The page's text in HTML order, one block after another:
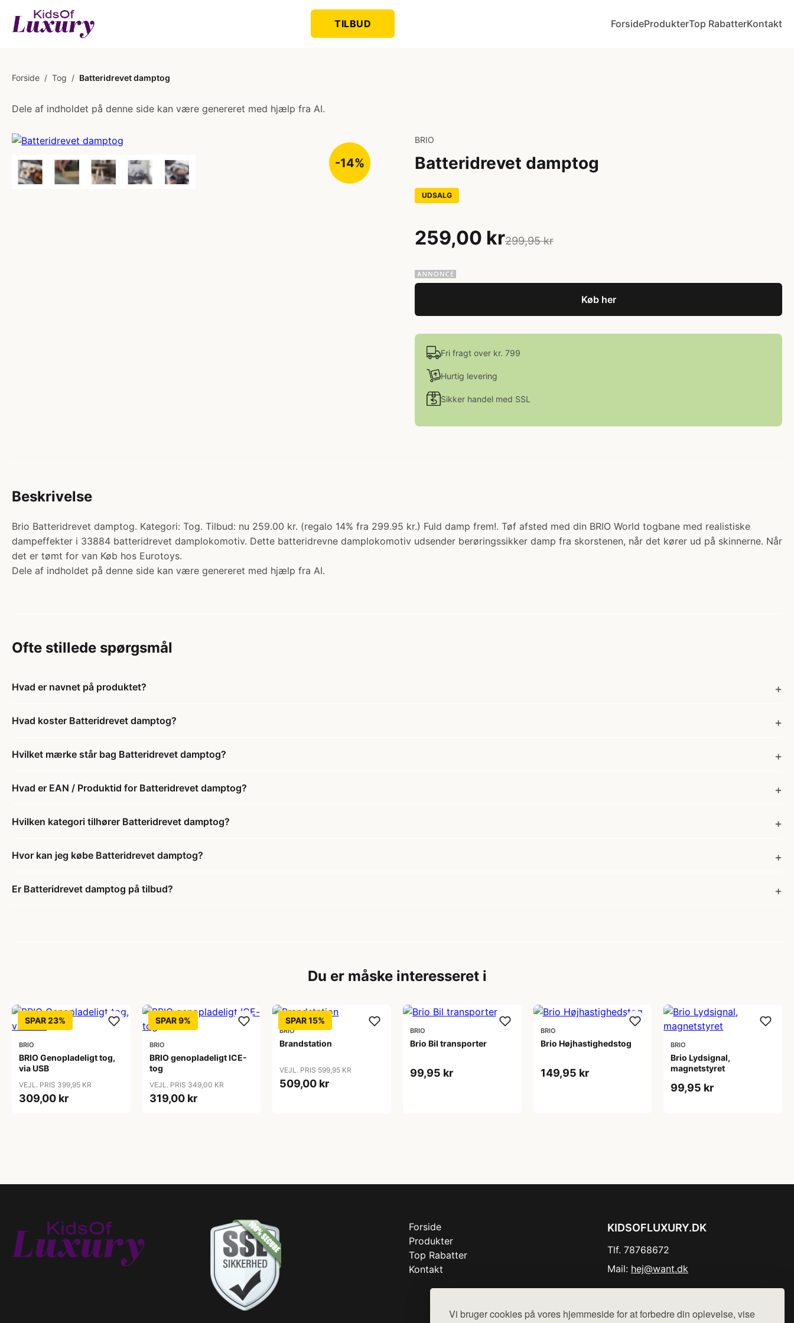
Vi bruger cookies på vores hjemmeside for at forbedre din oplevelse, vise
TILBUD ForsideProdukterTop RabatterKontakt
Forside / Tog / Batteridrevet damptog
Dele af indholdet på denne side kan være genereret med hjælp fra AI.
-14%
BRIO
Batteridrevet damptog
UDSALG
259,00 kr299,95 kr
Køb her
Fri fragt over kr. 799
Hurtig levering
Sikker handel med SSL
Beskrivelse
Brio Batteridrevet damptog. Kategori: Tog. Tilbud: nu 259.00 kr. (regalo 14% fra 299.95 kr.) Fuld damp frem!. Tøf afsted med din BRIO World togbane med realistiske
dampeffekter i 33884 batteridrevet damplokomotiv. Dette batteridrevne damplokomotiv udsender berøringssikker damp fra skorstenen, når det kører ud på skinnerne. Når
det er tømt for van Køb hos Eurotoys.
Dele af indholdet på denne side kan være genereret med hjælp fra AI.
Ofte stillede spørgsmål
Hvad er navnet på produktet?
Hvad koster Batteridrevet damptog?
Hvilket mærke står bag Batteridrevet damptog?
Hvad er EAN / Produktid for Batteridrevet damptog?
Hvilken kategori tilhører Batteridrevet damptog?
Hvor kan jeg købe Batteridrevet damptog?
Er Batteridrevet damptog på tilbud?
Du er måske interesseret i
SPAR 23%
BRIO
BRIO Genopladeligt tog,
via USB
VEJL. PRIS 399,95 KR
309,00 kr
SPAR 9%
BRIO
BRIO genopladeligt ICE-
tog
VEJL. PRIS 349,00 KR
319,00 kr
SPAR 15%
BRIO
Brandstation
VEJL. PRIS 599,95 KR
509,00 kr
BRIO
Brio Bil transporter
99,95 kr
BRIO
Brio Højhastighedstog
149,95 kr
BRIO
Brio Lydsignal,
magnetstyret
99,95 kr
Forside
Produkter
Top Rabatter
Kontakt
KIDSOFLUXURY.DK
Tlf. 78768672
Mail: hej@want.dk